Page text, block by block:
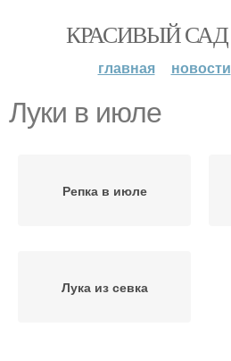
КРАСИВЫЙ
главная новости
Луки в июле
Репка в июле
Лука из севка